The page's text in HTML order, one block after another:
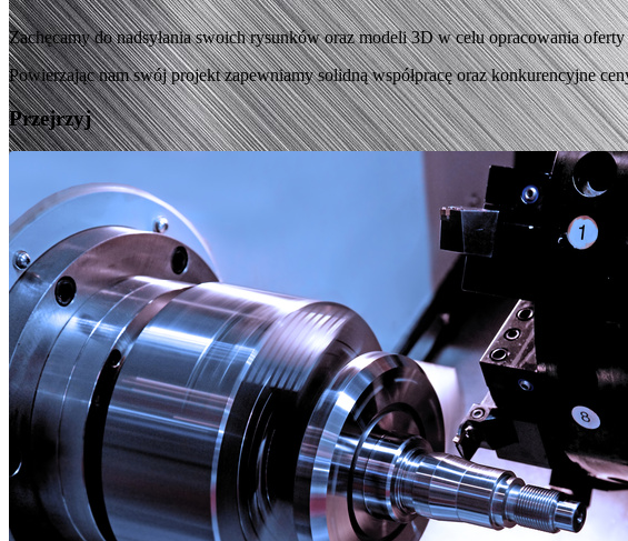
Zachęcamy do nadsyłania swoich rysunków oraz modeli 3D w celu opracowania
Powierzając nam swój projekt zapewniamy solidną współpracę oraz konkurencyjne
Przejrzyj